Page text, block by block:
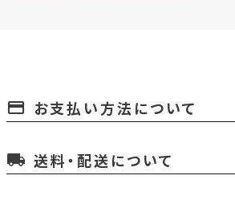
payment お支払い方法について
local_shipping 送料・配送について